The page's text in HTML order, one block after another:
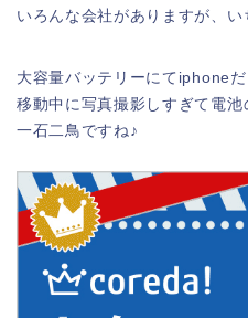
いろんな会社がありますが、
大容量バッテリーにてiphoneだ
移動中に写真撮影しすぎて電池
一石二鳥ですね♪